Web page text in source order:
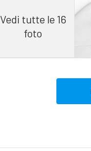
Vedi tutte le 16
foto